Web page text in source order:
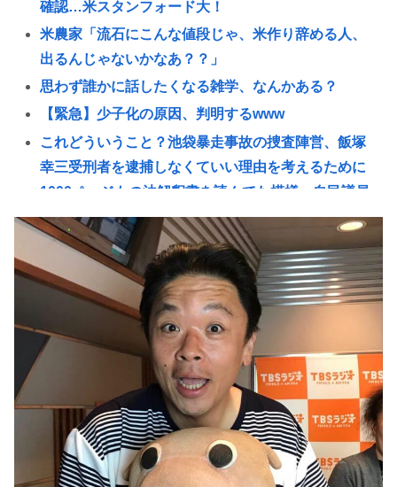
確認…米スタンフォード大！
米農家「流石にこんな値段じゃ、米作り辞める人、
出るんじゃないかなあ？？」
思わず誰かに話したくなる雑学、なんかある？
【緊急】少子化の原因、判明するwww
これどういうこと？池袋暴走事故の捜査陣営、飯塚
幸三受刑者を逮捕しなくていい理由を考えるために
1000ページもの法解釈書を読んでた模様…自民議員
からも圧力
高市総理「物価上昇を上回る賃上げを日本に定着さ
せる」 →国家公務員月給3.51％増へ 地方公務員も追
随する見通し
【悲報】バスローブ着てタバコ吸いながら記者会見
する奴www
話題になった映画｢8番出口｣､8月28日の金曜ロードシ
ョーで地上波初放送
誰でもできる仕事してるやつって死にたくならん
の？
なして君ら「テスラ」買わないの？モデル3なら300